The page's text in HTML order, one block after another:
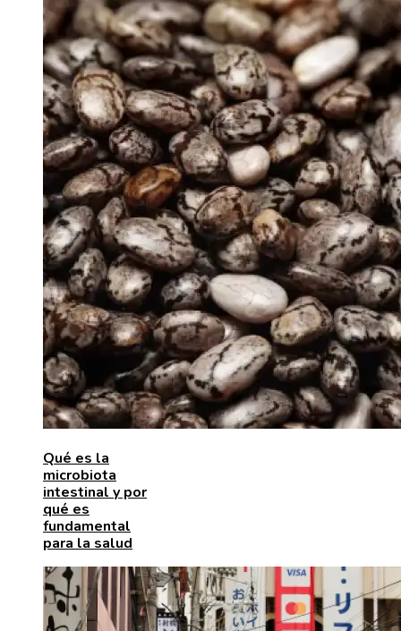
Qué es la
microbiota
intestinal y por
qué es
fundamental
para la salud